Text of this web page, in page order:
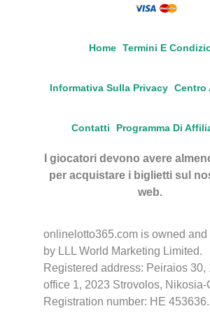
Home Termini E
Informativa Sulla Privacy Centro
Contatti Programma Di
I giocatori devono avere
per acquistare i biglietti sul
web.
onlinelotto365.com is owned and
by LLL World Marketing Limited.
Registered address: Peiraios 30,
office 1, 2023 Strovolos, Nikosia-
Registration number: HE 453636.